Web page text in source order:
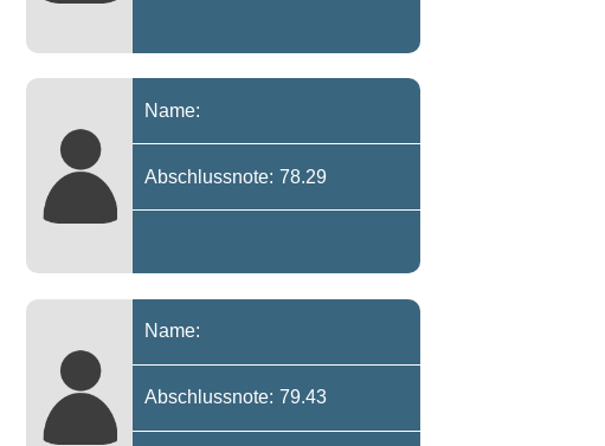
Name:
Abschlussnote: 78.29
Name:
Abschlussnote: 79.43